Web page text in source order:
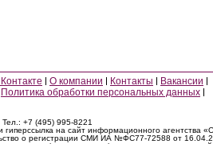
О компании Контакты
Вакансии
Политика обработки персональных данных
+7 (495) 995-8221
гиперссылка на сайт информационного агентства
о регистрации СМИ ИА №ФС77-72588 от